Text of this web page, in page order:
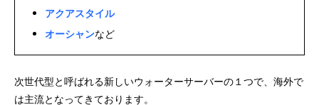
アクアスタイル
オーシャンなど
次世代型と呼ばれる新しいウォーターサーバーの１つで、海外で
は主流となってきております。